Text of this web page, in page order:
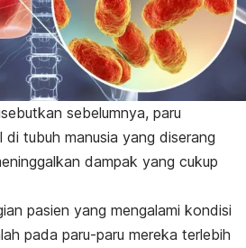
sebelumnya, paru
tubuh manusia yang diserang
dampak yang cukup
pasien yang mengalami kondisi
pada paru-paru mereka terlebih